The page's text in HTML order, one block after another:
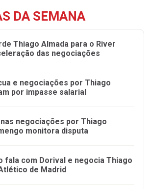
DA SEMANA
Thiago Almada para o River
das negociações
e negociações por Thiago
por impasse salarial
negociações por Thiago
monitora disputa
fala com Dorival e negocia Thiago
de Madrid